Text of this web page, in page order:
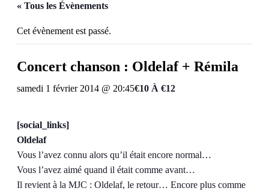
« Tous les Évènements
Cet évènement est passé.
Concert chanson : Oldelaf + Rémila
samedi 1 février 2014 @ 20:45€10 À €12
[social_links]
Oldelaf
Vous l’avez connu alors qu’il était encore normal…
Vous l’avez aimé quand il était comme avant…
Il revient à la MJC : Oldelaf, le retour… Encore plus comme